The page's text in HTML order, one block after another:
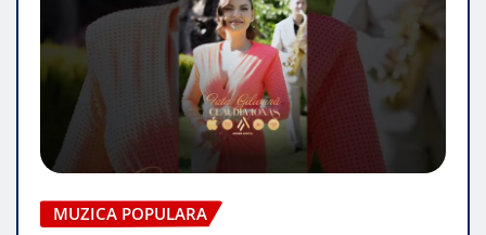
MUZICA POPULARA